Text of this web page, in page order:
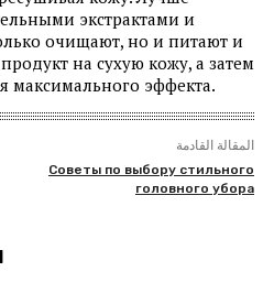
экстрактами и
очищают, но и питают и
на сухую кожу, а затем
максимального эффекта.
المقالة القادمة
Советы по выбору стильного
головного убора